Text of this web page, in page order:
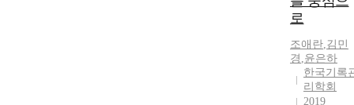
로
조애란,김민
경 ,윤은하
한국기록
리학회
2019